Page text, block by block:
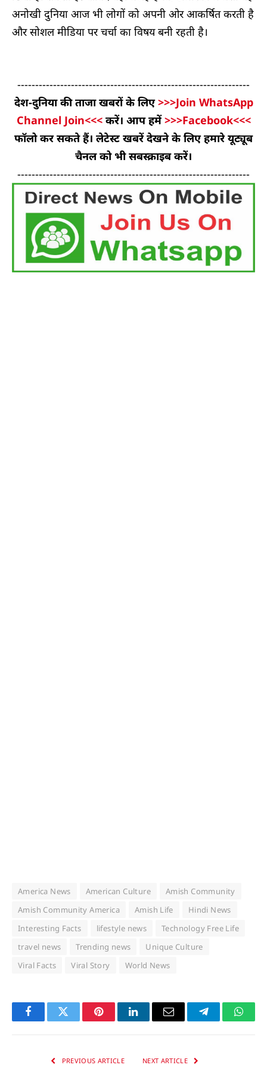
अनोखी दुनिया आज भी लोगों को अपनी ओर आकर्षित करती है
और सोशल मीडिया पर चर्चा का विषय बनी रहती है।
-----------------------------------------------------------------
देश-दुनिया की ताजा खबरों के लिए>>>Join WhatsApp
Channel Join<<< करें। आप हमें>>>Facebook<<<
फॉलो कर सकते हैं। लेटेस्ट खबरें देखने के लिए हमारे यूट्यूब
चैनल को भी सबस्क्राइब करें।
-----------------------------------------------------------------
America News American Culture
Amish Community
Amish Community America
Amish Life
Hindi News
Interesting Facts
lifestyle news
Technology Free Life
travel news
Trending news
Unique Culture
Viral Facts
Viral Story World News
FacebookTwitter PinterestLinkedInEmail Telegram
PREVIOUS ARTICLE NEXT ARTICLE